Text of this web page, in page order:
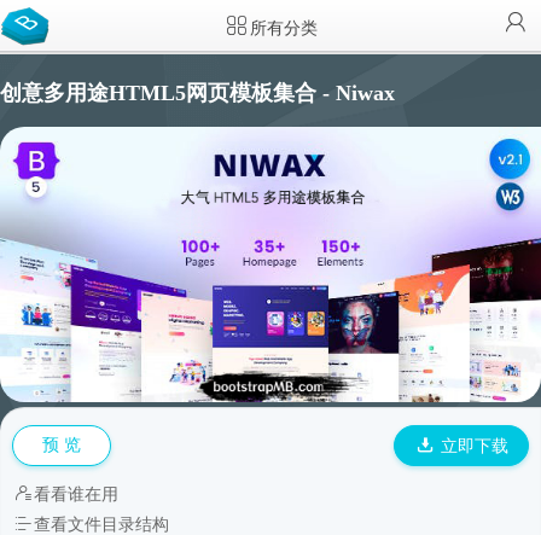
所有分类
创意多用途HTML5网页模板集合 - Niwax
预 览 立即下载
看看谁在用
查看文件目录结构